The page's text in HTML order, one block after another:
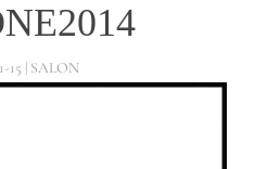
15 | SALON